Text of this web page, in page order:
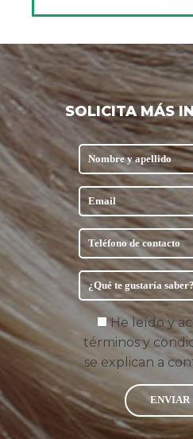
SOLICITA MÁS
He leído y
términos y
se explican a
ENVIAR